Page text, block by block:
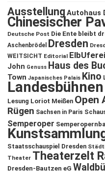
Ausstellung Autohaus
Chinesischer
Deutsche Post Die Ente bleibt
Aschenbrödel
Dresden
WEITSICHT Editorial ElbUferei
John Genuss Haus des
Town Japanisches Palais Kino
Lesung Loriot Meißen Open
Rügen Sachsen in Paris
Semperoper
Staatsschauspiel Dresden
Theater Theaterzelt
Dresden-Bautzen eG